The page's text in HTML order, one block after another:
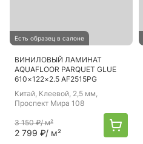
Есть образец в салоне
ВИНИЛОВЫЙ ЛАМИНАТ
AQUAFLOOR PARQUET GLUE
610×122×2.5 AF2515PG
Китай, Клеевой, 2,5 мм,
Проспект Мира 108
3 150 ₽/ м²
2 799 ₽/ м²